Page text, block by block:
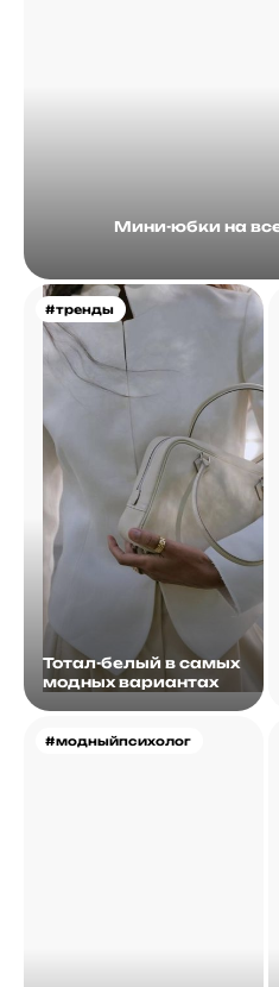
Мини-юбки на
#тренды
Тотал-белый в самых
модных вариантах
#модныйпсихолог